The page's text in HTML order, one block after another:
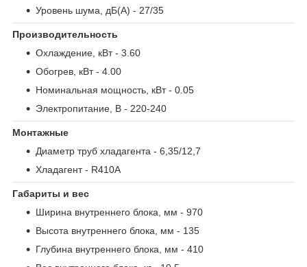
Уровень шума, дБ(А) - 27/35
Производительность
Охлаждение, кВт- 3.60
Обогрев, кВт- 4.00
Номинальная мощность, кВт- 0.05
Электропитание, В - 220-240
Монтажные
Диаметр труб хладагента - 6,35/12,7
Хладагент- R410A
Габариты и вес
Ширина внутреннего блока, мм - 970
Высота внутреннего блока, мм - 135
Глубина внутреннего блока, мм - 410